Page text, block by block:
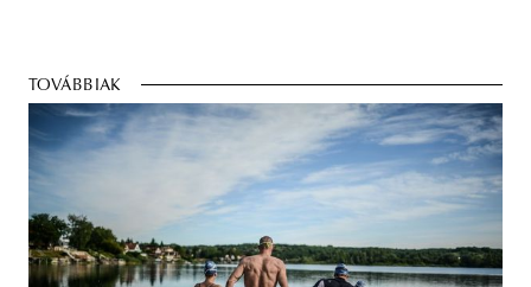
TOVÁBBIAK